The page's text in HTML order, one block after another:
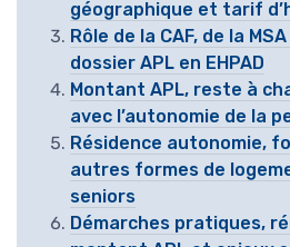
géographique et tarif
Rôle de la CAF, de la
dossier APL en EHPAD
Montant APL, reste à
avec l’autonomie de la
Résidence autonomie,
autres formes de
seniors
Démarches pratiques,